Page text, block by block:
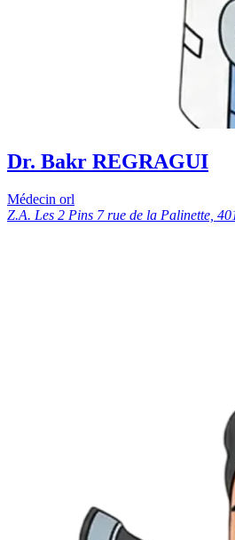
Dr. Bakr REGRAGUI
Médecin orl
Z.A. Les 2 Pins 7 rue de la Palinette,